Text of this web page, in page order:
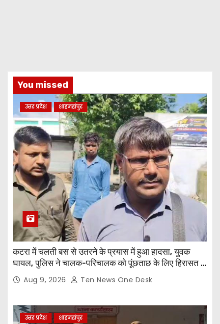
You missed
उत्तर प्रदेश शाहजहांपुर
कटरा में चलती बस से उतरने के प्रयास में हुआ हादसा, युवक
घायल, पुलिस ने चालक-परिचालक को पूंछताछ के लिए हिरासत में
लियाAug 9, 2026 Ten News One Desk
उत्तर प्रदेश शाहजहांपुर